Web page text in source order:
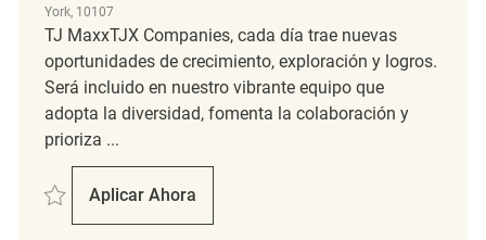
York, 10107
TJ MaxxTJX Companies, cada día trae nuevas
oportunidades de crecimiento, exploración y logros.
Será incluido en nuestro vibrante equipo que
adopta la diversidad, fomenta la colaboración y
prioriza ...
Salvar Merchandising REQ143521
Aplicar Ahora
Merchandising